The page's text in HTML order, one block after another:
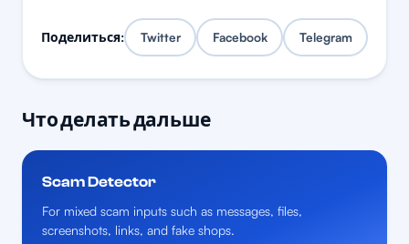
Поделиться: Twitter Facebook Telegram
Что делать дальше
Scam Detector
For mixed scam inputs such as messages, files,
screenshots, links, and fake shops.